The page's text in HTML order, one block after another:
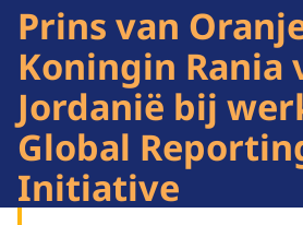
Prins van
Koningin Rania
Jordanië bij
Global
Initiative